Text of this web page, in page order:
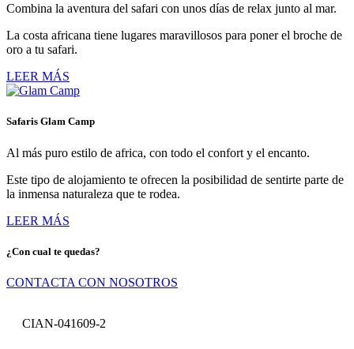
Combina la aventura del safari con unos días de relax junto al mar.
La costa africana tiene lugares maravillosos para poner el broche de
oro a tu safari.
LEER MÁS
Safaris Glam Camp
Al más puro estilo de africa, con todo el confort y el encanto.
Este tipo de alojamiento te ofrecen la posibilidad de sentirte parte de
la inmensa naturaleza que te rodea.
LEER MÁS
¿Con cual te quedas?
CONTACTA CON NOSOTROS
CIAN-041609-2